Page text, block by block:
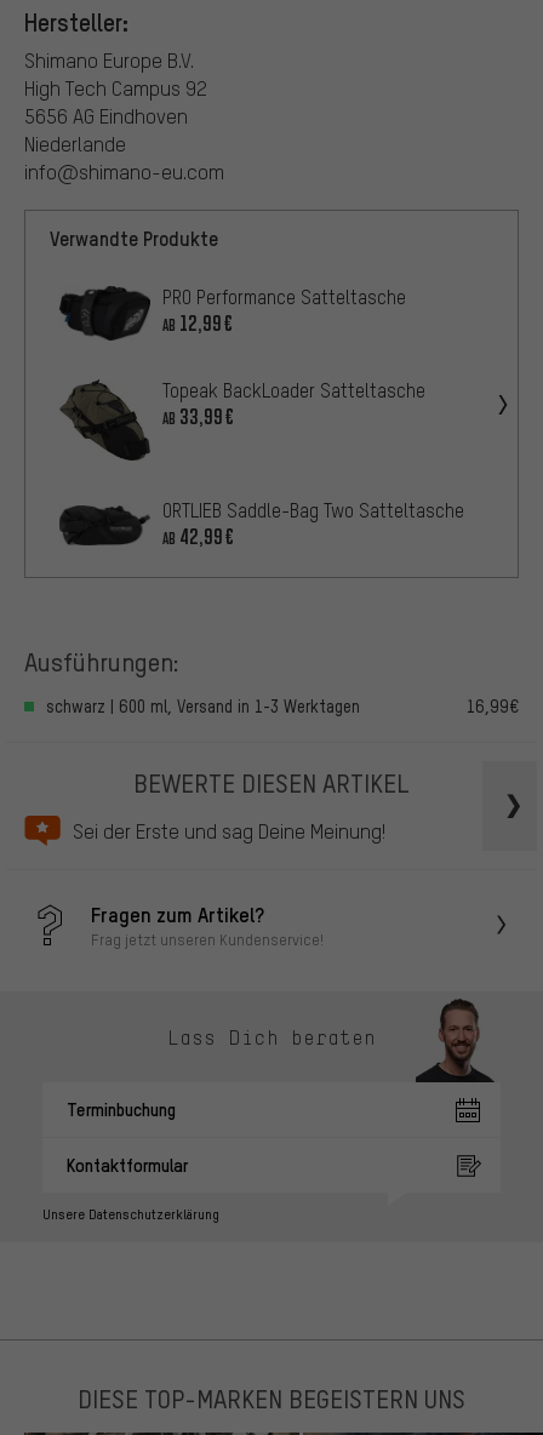
Hersteller:
Shimano Europe B.V.
High Tech Campus 92
5656 AG Eindhoven
Niederlande
info@shimano-eu.com
Verwandte Produkte
PRO Performance Satteltasche
AB 12,99€
Topeak BackLoader Satteltasche
AB 33,99€
ORTLIEB Saddle-Bag Two Satteltasche
AB 42,99€
Ausführungen:
schwarz | 600 ml, Versand in 1-3 Werktagen 16,99€
BEWERTE DIESEN ARTIKEL
Sei der Erste und sag Deine Meinung!
Fragen zum Artikel?
Frag jetzt unseren Kundenservice!
Lass Dich beraten
Terminbuchung
Kontaktformular
Unsere Datenschutzerklärung
DIESE TOP-MARKEN BEGEISTERN UNS